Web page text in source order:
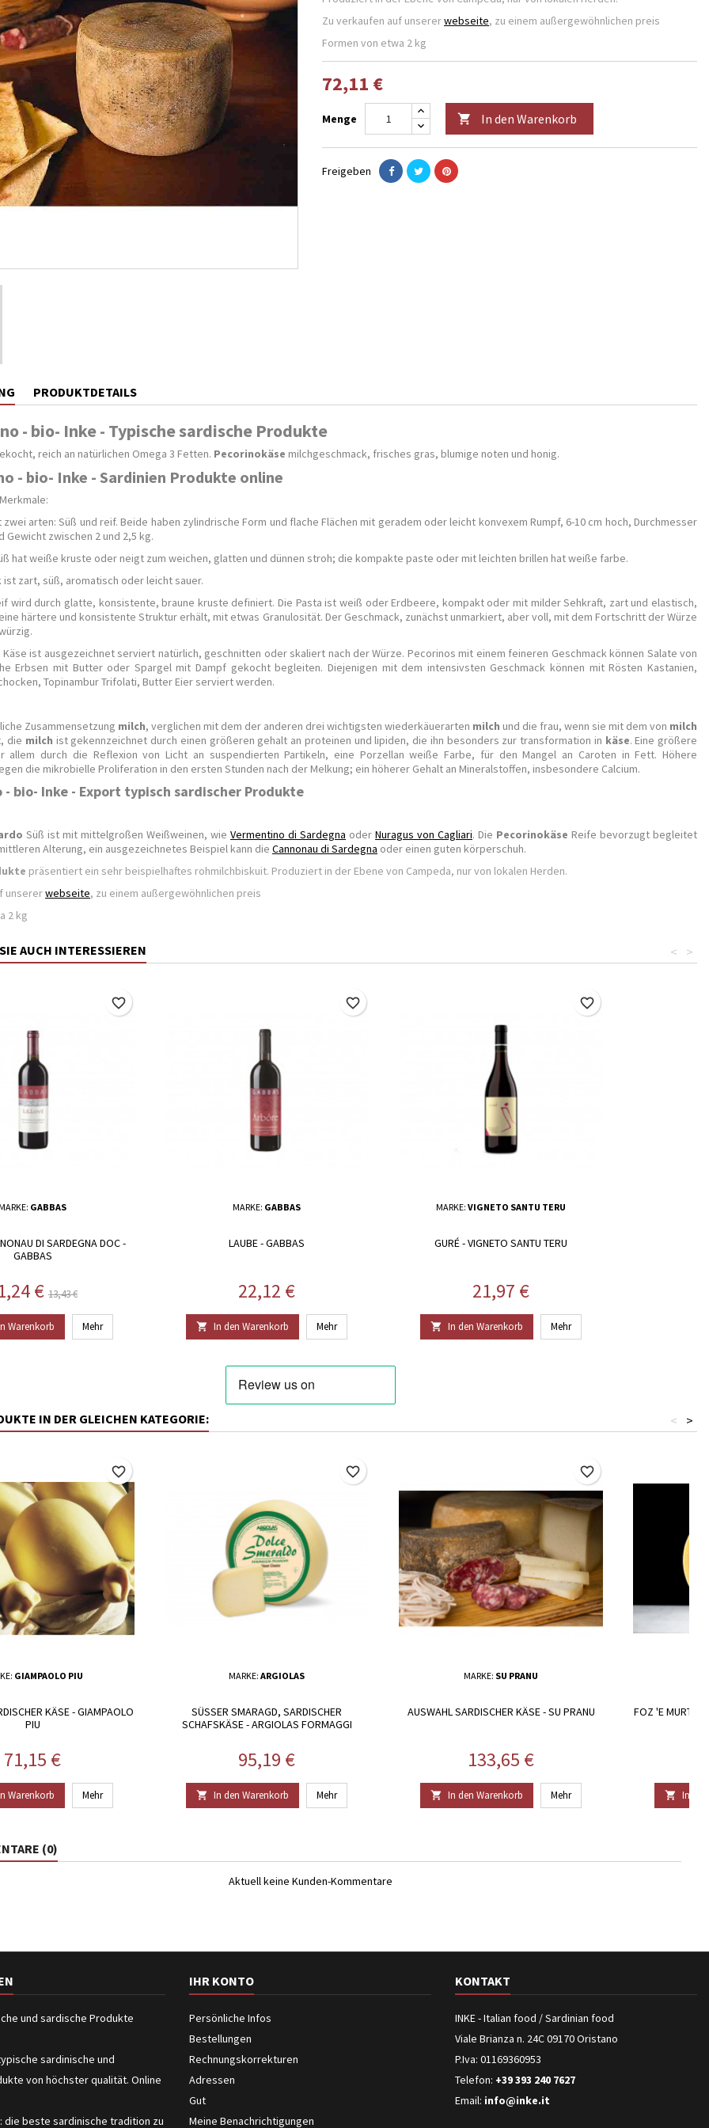
Zu verkaufen auf unsererwebseite, zu einem außergewöhnlichen preis
Formen von etwa 2 kg
72,11 €
Menge  In den Warenkorb
Freigeben
PRODUKTDETAILS
- bio- Inke - Typische sardische Produkte
reich an natürlichen Omega 3 Fetten. Pecorinokäse milchgeschmack, frisches gras, blumige noten und honig.
- bio- Inke - Sardinien Produkte online
zwei arten: Süß und reif. Beide haben zylindrische Form und flache Flächen mit geradem oder leicht konvexem Rumpf, 6-10 cm hoch, Durchmesser
Gewicht zwischen 2 und 2,5 kg.
hat weiße kruste oder neigt zum weichen, glatten und dünnen stroh; die kompakte paste oder mit leichten brillen hat weiße farbe.
ist zart, süß, aromatisch oder leicht sauer.
wird durch glatte, konsistente, braune kruste definiert. Die Pasta ist weiß oder Erdbeere, kompakt oder mit milder Sehkraft, zart und elastisch,
härtere und konsistente Struktur erhält, mit etwas Granulosität. Der Geschmack, zunächst unmarkiert, aber voll, mit dem Fortschritt der Würze
ist ausgezeichnet serviert natürlich, geschnitten oder skaliert nach der Würze. Pecorinos mit einem feineren Geschmack können Salate von
Erbsen mit Butter oder Spargel mit Dampf gekocht begleiten. Diejenigen mit dem intensivsten Geschmack können mit Rösten Kastanien,
Topinambur Trifolati, Butter Eier serviert werden.
Zusammensetzung milch, verglichen mit dem der anderen drei wichtigsten wiederkäuerarten milch und die frau, wenn sie mit dem von milch
die milch ist gekennzeichnet durch einen größeren gehalt an proteinen und lipiden, die ihn besonders zur transformation in käse. Eine größere
allem durch die Reflexion von Licht an suspendierten Partikeln, eine Porzellan weiße Farbe, für den Mangel an Caroten in Fett. Höhere
die mikrobielle Proliferation in den ersten Stunden nach der Melkung; ein höherer Gehalt an Mineralstoffen, insbesondere Calcium.
- bio- Inke - Export typisch sardischer Produkte
Süß ist mit mittelgroßen Weißweinen, wie Vermentino di Sardegna oder Nuragus von Cagliari. Die Pecorinokäse Reife bevorzugt begleitet
Alterung, ein ausgezeichnetes Beispiel kann die Cannonau di Sardegna oder einen guten körperschuh.
präsentiert ein sehr beispielhaftes rohmilchbiskuit. Produziert in der Ebene von Campeda, nur von lokalen Herden.
unsererwebseite, zu einem außergewöhnlichen preis
2 kg
AUCH INTERESSIEREN >
<
GABBAS
DI SARDEGNA DOC -
GABBAS
€Regulärer Preis
13,43 €
Warenkorb Mehr
favorite_border
MARKE: GABBAS
LAUBE - GABBAS
Preis
22,12 €
 In den Warenkorb Mehr
favorite_border
MARKE: VIGNETO SANTU TERU
GURÉ - VIGNETO SANTU TERU
Preis
21,97 €
 In den Warenkorb Mehr
favorite_border
IN DER GLEICHEN KATEGORIE: >
<
GIAMPAOLO PIU
KÄSE - GIAMPAOLO
PIU
Preis
71,15 €
Warenkorb Mehr
favorite_border
MARKE: ARGIOLAS
SÜSSER SMARAGD, SARDISCHER S
CHAFSKÄSE - ARGIOLAS FORMAGGI
Preis
95,19 €
 In den Warenkorb Mehr
favorite_border
MARKE: SU PRANU
AUSWAHL SARDISCHER KÄSE - SU PRANU
Preis
133,65 €
 In den Warenkorb Mehr
favorite_border
FOZ 'E MURTA,
 In
(0)
Aktuell keine Kunden-Kommentare
und sardische Produkte
sardinische und
von höchster qualität. Online
die beste sardinische tradition zu
IHR KONTO
Persönliche Infos
Bestellungen
Rechnungskorrekturen
Adressen
Gut
Meine Benachrichtigungen
KONTAKT
INKE - Italian food / Sardinian food
Viale Brianza n. 24C 09170 Oristano
P.Iva: 01169360953
Telefon: +39 393 240 7627
Email: info@inke.it